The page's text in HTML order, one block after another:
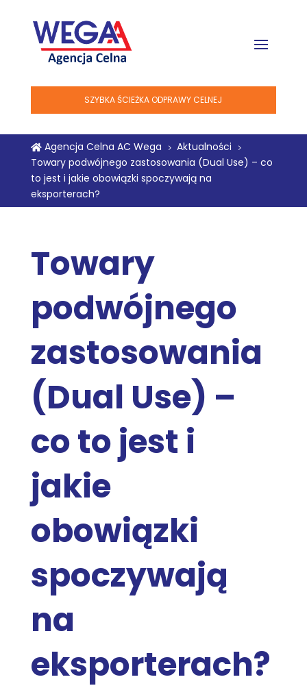
SZYBKA ŚCIEŻKA ODPRAWY CELNEJ
 Agencja Celna AC Wega 5 Aktualności 5
Towary podwójnego zastosowania (Dual Use) – co
to jest i jakie obowiązki spoczywają na
eksporterach?
Towary
podwójnego
zastosowania
(Dual Use) –
co to jest i
jakie
obowiązki
spoczywają
na
eksporterach?